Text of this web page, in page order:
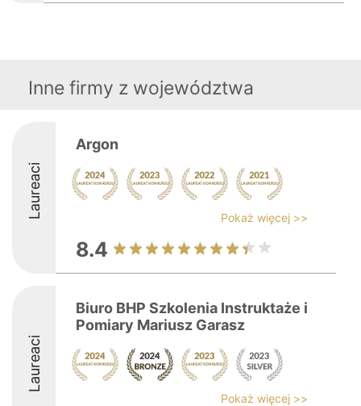
Inne firmy z województwa
Laureaci
Argon
Pokaż więcej >>
8.4
Laureaci
Biuro BHP Szkolenia Instruktaże i
Pomiary Mariusz Garasz
Pokaż więcej >>